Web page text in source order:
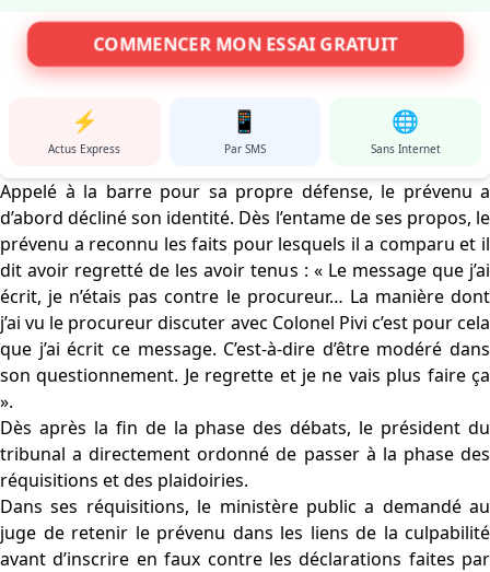
COMMENCER MON ESSAI GRATUIT
⚡
Actus Express
📱
Par SMS
🌐
Sans Internet
Appelé à la barre pour sa propre défense, le prévenu a
d’abord décliné son identité. Dès l’entame de ses propos, le
prévenu a reconnu les faits pour lesquels il a comparu et il
dit avoir regretté de les avoir tenus : « Le message que j’ai
écrit, je n’étais pas contre le procureur… La manière dont
j’ai vu le procureur discuter avec Colonel Pivi c’est pour cela
que j’ai écrit ce message. C’est-à-dire d’être modéré dans
son questionnement. Je regrette et je ne vais plus faire ça
».
Dès après la fin de la phase des débats, le président du
tribunal a directement ordonné de passer à la phase des
réquisitions et des plaidoiries.
Dans ses réquisitions, le ministère public a demandé au
juge de retenir le prévenu dans les liens de la culpabilité
avant d’inscrire en faux contre les déclarations faites par